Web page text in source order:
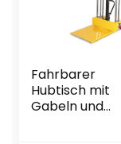
Fahrbarer
Hubtisch mit
Gabeln und